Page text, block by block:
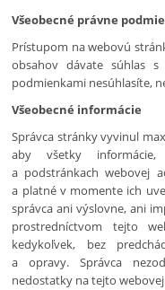
Všeobecné právne
Prístupom na webovú
obsahov dávate súhlas
podmienkami nesúhlasíte,
Všeobecné informácie
Správca stránky vyvinul
aby všetky
a podstránkach webovej
a platné v momente ich
správca ani výslovne, ani
prostredníctvom tejto
kedykoľvek, bez
a opravy. Správca
nedostatky na tejto